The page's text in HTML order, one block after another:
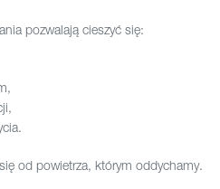
pozwalają cieszyć się:
od powietrza, którym oddychamy.